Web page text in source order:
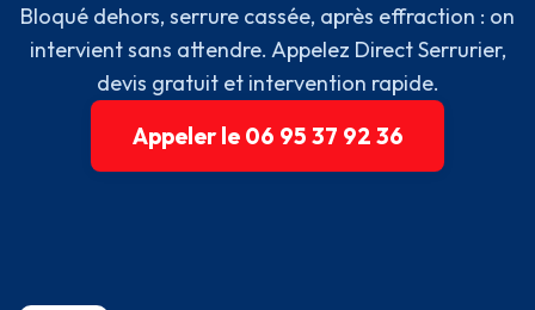
Bloqué dehors, serrure cassée, après effraction : on
intervient sans attendre. Appelez Direct Serrurier,
devis gratuit et intervention rapide.
Appeler le 06 95 37 92 36